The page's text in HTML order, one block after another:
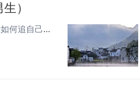
）
老铁们，大家好，相信还有很多朋友对于如何向自己喜欢的男生表白和如何追自己喜欢的男生的相关问题不太懂，没关系，今天就由我来为大家分享分享如何向自己喜欢的男生表白以及如何追自己喜欢的男生的问题，文章篇幅可能偏长，希望可以帮助到大家，下面一起来看...